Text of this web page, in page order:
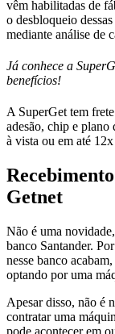
vêm habilitadas de
o desbloqueio
mediante análise de
Já conhece a
benefícios!
A SuperGet tem
adesão, chip e plano
à vista ou em até
Getnet
Não é uma
banco Santander.
nesse banco
optando por uma
Apesar disso, não é
contratar uma